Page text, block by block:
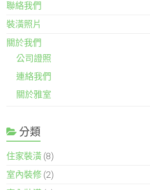
聯絡我們
裝潢照片
關於我們
公司證照
連絡我們
關於雅室
分類
住家裝潢 (8)
室內裝修 (2)